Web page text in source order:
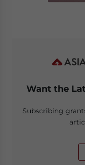
Want the
Subscribing